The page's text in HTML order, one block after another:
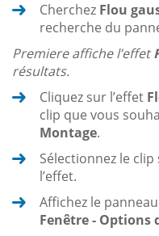
Cherchez Flou
recherche du
Premiere affiche l’effet
résultats.
Cliquez sur l’effet
clip que vous
Montage.
Sélectionnez le
l’effet.
Affichez le panneau
Fenêtre - Options